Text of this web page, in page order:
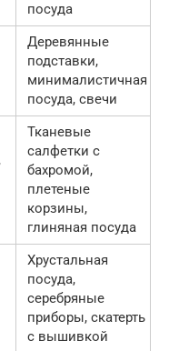
посуда
Деревянные
подставки,
минималистичная
посуда, свечи
Тканевые
салфетки с
бахромой,
плетеные
корзины,
глиняная посуда
Хрустальная
посуда,
серебряные
приборы, скатерть
с вышивкой